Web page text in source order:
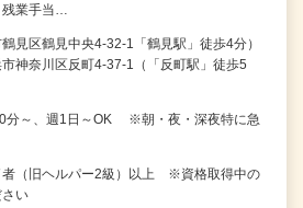
業手当…
見区鶴見中央4-32-1「鶴見駅」徒歩4分）
市神奈川区反町4-37-1（「反町駅」徒歩5
分～、週1日～OK ※朝・夜・深夜特に急
者（旧ヘルパー2級）以上 ※資格取得中の
い